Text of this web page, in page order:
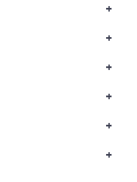
+
+
+
+
+
+